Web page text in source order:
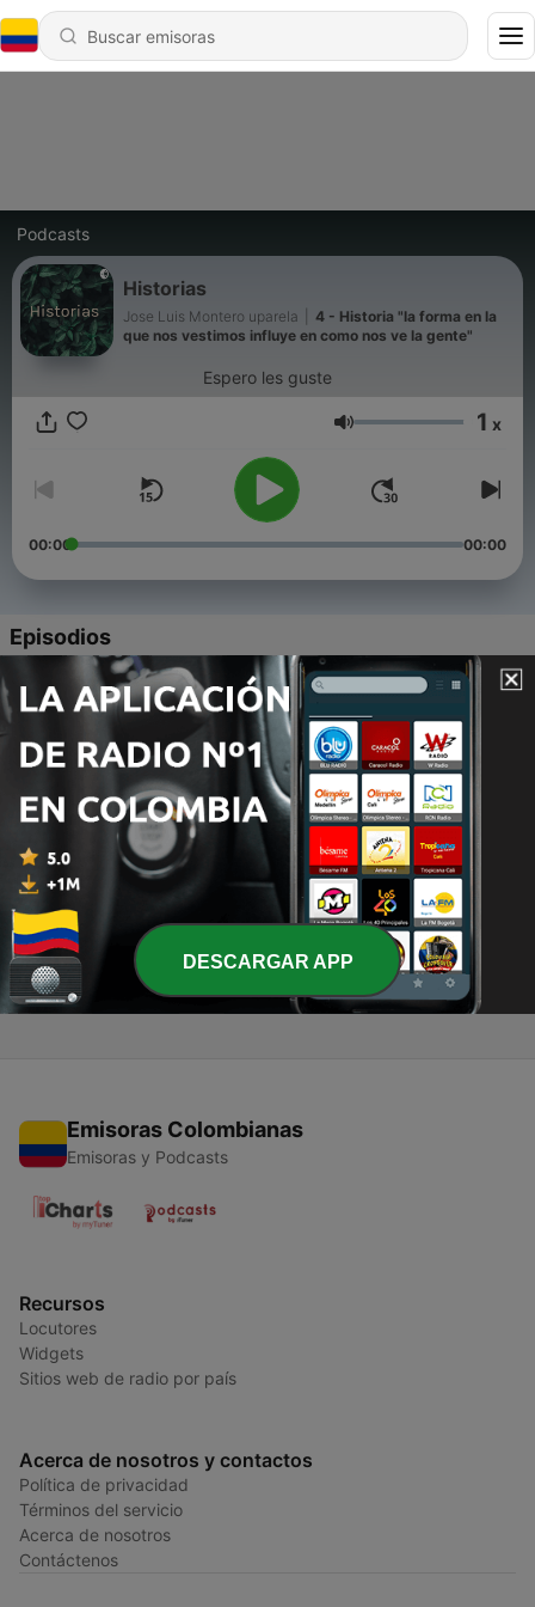
Podcasts
Historias
Jose Luis Montero uparela
4 - Historia "la forma en la
que nos vestimos influye en como nos ve la gente"
Espero les guste
Volumen 1 x
00:00 00:00
Episodios
- Historia "la forma en la que nos vestimos influye en
como nos ve la gente"
28 ago. 2020
Chistes inventados "Jose Luis Montero"
28 ago. 2020
2 - Historias
14 ago. 2020
1 - Historias
14 ago. 2020
Emisoras Colombianas
Emisoras y Podcasts
Recursos
Locutores
Widgets
Sitios web de radio por país
Acerca de nosotros y contactos
Política de privacidad
Términos del servicio
Acerca de nosotros
Contáctenos
DESCARGAR APP